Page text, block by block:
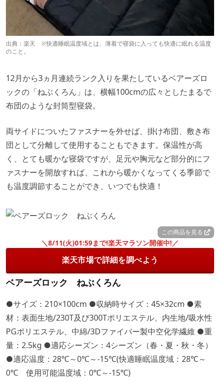
出典： 楽天 ※快適睡眠温度域とは、薄着で寝袋に入っても快適に眠れる温度
のこと。
12月から3ヵ月連続ランク入りを果たしているベアーズロ
ックの「ねぶくろん」は、横幅100cmの広々としたまるで
布団のような封筒型寝袋。
両サイドについたファスナーを外せば、掛け布団、敷き布
団として分離して使用することもできます。保温性が高
く、とても暖かな寝袋ですが、足元や胸元など部分的にフ
ァスナーを開放すれば、これから暖かくなってくる季節で
も温度調節することができ、いつでも快適！
この商品を見る
＼8/11(火)01:59まで!楽天マラソン開催中!／
楽天市場で詳細を調べよう
ベアーズロック ねぶくろん
●サイズ：210×100cm ●収納時サイズ：45×32cm ●素
材：表面生地/230T及び300Tポリエステル、内生地/吸水性
PGポリエステル、中綿/3Dファイバー製中空化学繊維 ●重
量：2.5kg ●適応シーズン：4シーズン（春・夏・秋・冬）
●適応温度：28℃～0℃～-15℃(快適睡眠温度域：28℃～
0℃ 使用可能温度域：0℃～-15℃)